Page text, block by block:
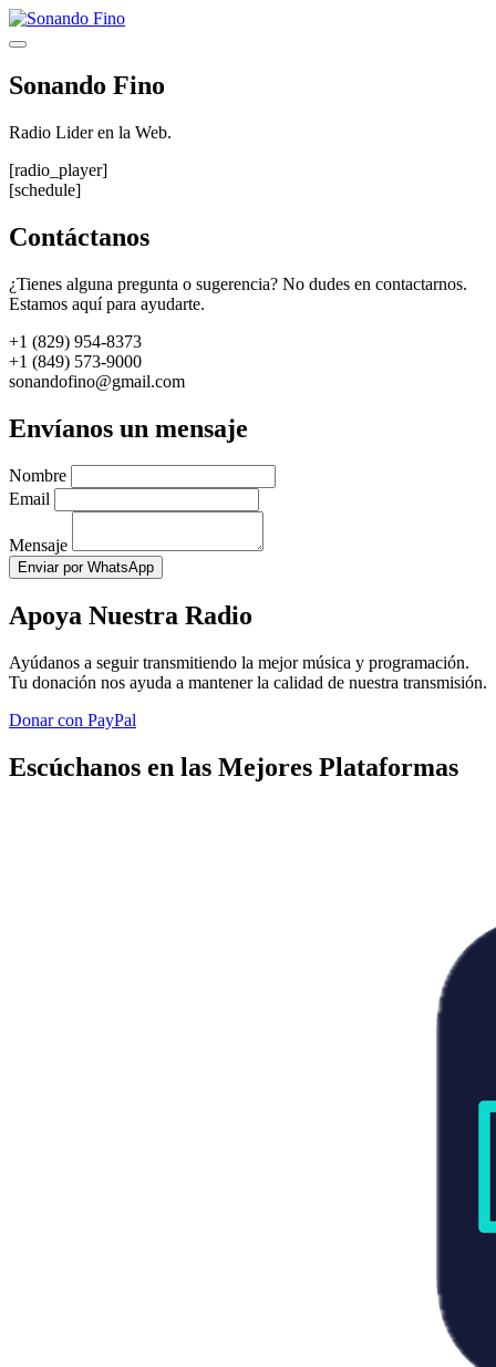
Saltar
al
Menú
Sonando Fino
Radio Lider en la Web.
[radio_player]
[schedule]
Contáctanos
¿Tienes alguna pregunta o sugerencia? No dudes en contactarnos.
Estamos aquí para ayudarte.
+1 (829) 954-8373
+1 (849) 573-9000
sonandofino@gmail.com
Envíanos un mensaje
Nombre
Email
Mensaje
Enviar por WhatsApp
Apoya Nuestra Radio
Ayúdanos a seguir transmitiendo la mejor música y programación.
Tu donación nos ayuda a mantener la calidad de nuestra transmisión.
Donar con PayPal
Escúchanos en las Mejores Plataformas